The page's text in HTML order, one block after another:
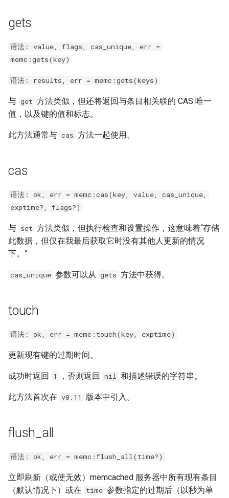
gets
语法: value, flags, cas_unique, err =
memc:gets(key)
语法: results, err = memc:gets(keys)
与 get 方法类似，但还将返回与条目相关联的 CAS 唯一
值，以及键的值和标志。
此方法通常与 cas 方法一起使用。
cas
语法: ok, err = memc:cas(key, value, cas_unique,
exptime?, flags?)
与 set 方法类似，但执行检查和设置操作，这意味着“存储
此数据，但仅在我最后获取它时没有其他人更新的情况
下。”
cas_unique 参数可以从 gets 方法中获得。
touch
语法: ok, err = memc:touch(key, exptime)
更新现有键的过期时间。
成功时返回 1 ，否则返回 nil 和描述错误的字符串。
此方法首次在 v0.11 版本中引入。
flush_all
语法: ok, err = memc:flush_all(time?)
立即刷新（或使无效）memcached 服务器中所有现有条目
（默认情况下）或在 time 参数指定的过期后（以秒为单